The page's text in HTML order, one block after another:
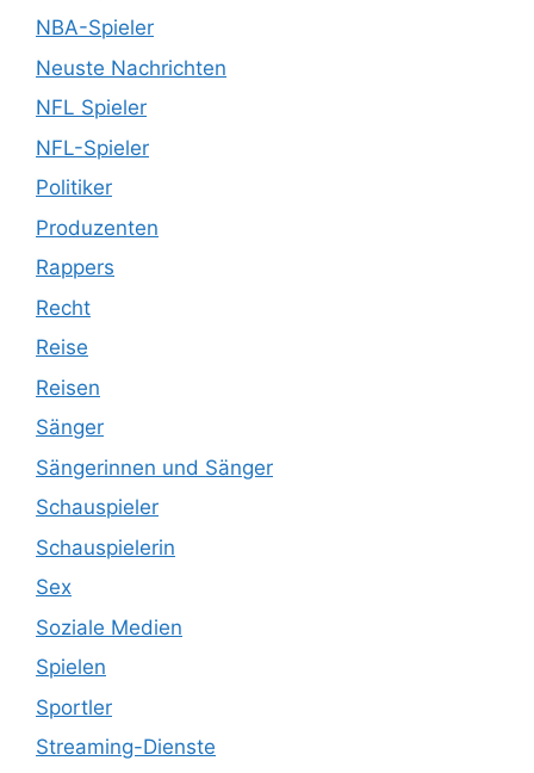
NBA-Spieler
Neuste Nachrichten
NFL Spieler
NFL-Spieler
Politiker
Produzenten
Rappers
Recht
Reise
Reisen
Sänger
Sängerinnen und Sänger
Schauspieler
Schauspielerin
Sex
Soziale Medien
Spielen
Sportler
Streaming-Dienste